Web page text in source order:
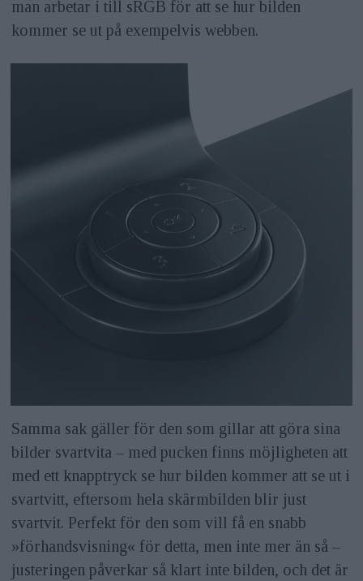
man arbetar i till sRGB för att se hur bilden
kommer se ut på exempelvis webben.
Samma sak gäller för den som gillar att göra sina
bilder svartvita – med pucken finns möjligheten att
med ett knapptryck se hur bilden kommer att se ut i
svartvitt, eftersom hela skärmbilden blir just
svartvit. Perfekt för den som vill få en snabb
»förhandsvisning« för detta, men inte mer än så –
justeringen påverkar så klart inte bilden, och det är